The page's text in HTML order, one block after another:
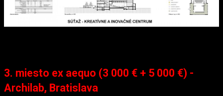
3. miesto ex aequo (3 000 € + 5 000 €) -
Archilab, Bratislava